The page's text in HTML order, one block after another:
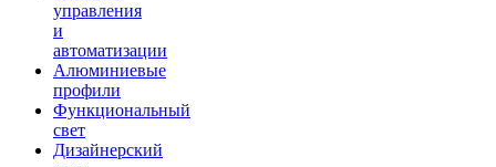
управления
и
автоматизации
Алюминиевые
профили
Функциональный
свет
Дизайнерский